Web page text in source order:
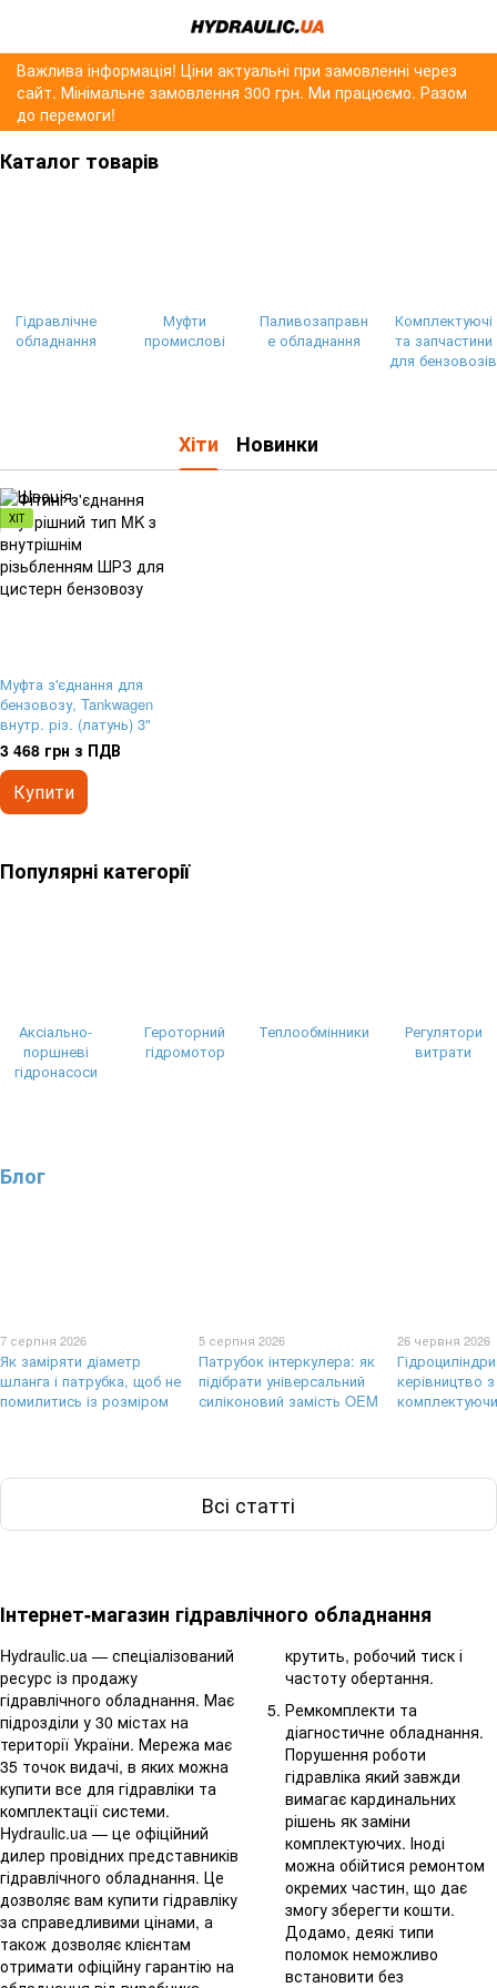
Важлива інформація! Ціни актуальні при замовленні через
сайт. Мінімальне замовлення 300 грн. Ми працюємо. Разом
до перемоги!
Каталог товарів
Гідравлічне
обладнання
Муфти
промислові
Паливозаправн
е обладнання
Комплектуючі
та запчастини
для бензовозів
Хіти Новинки
ХІТ
Муфта з'єднання для
бензовозу, Tankwagen
внутр. різ. (латунь) 3"
3 468 грн з ПДВ
Купити
Популярні категорії
Аксіально-
поршневі
гідронасоси
Героторний
гідромотор
Теплообмінники
Регулятори
витрати
Блог
7 серпня 2026
Як заміряти діаметр
шланга і патрубка, щоб не
помилитись із розміром
5 серпня 2026
Патрубок інтеркулера: як
підібрати універсальний
силіконовий замість OEM
26 червня 2026
керівництво з
Всі статті
Інтернет-магазин гідравлічного обладнання
Hydraulic.ua — спеціалізований
ресурс із продажу
гідравлічного обладнання. Має
підрозділи у 30 містах на
території України. Мережа має
35 точок видачі, в яких можна
купити все для гідравліки та
комплектації системи.
Hydraulic.ua — це офіційний
дилер провідних представників
гідравлічного обладнання. Це
дозволяє вам купити гідравліку
за справедливими цінами, а
також дозволяє клієнтам
отримати офіційну гарантію на
крутить, робочий тиск і
частоту обертання.
Ремкомплекти та
діагностичне обладнання.
Порушення роботи
гідравліка який завжди
вимагає кардинальних
рішень як заміни
комплектуючих. Іноді
можна обійтися ремонтом
окремих частин, що дає
змогу зберегти кошти.
Додамо, деякі типи
поломок неможливо
встановити без